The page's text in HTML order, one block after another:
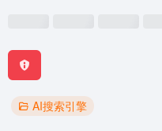
AI搜索引擎